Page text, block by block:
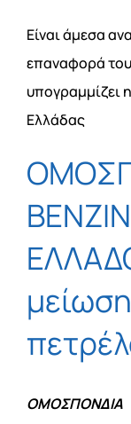
Είναι άμεσα
επαναφορά
υπογραμμίζει
Ελλάδας
ΟΜΟΣΠΟΝΔΙΑ